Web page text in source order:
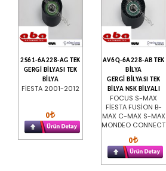
2S61-6A228-AG TEK
GERGİ BİLYASI TEK
BİLYA
FİESTA 2001-2012
0
AV6Q-6A228-AB TEK
BİLYA
GERGİ BİLYASI TEK
BİLYA NSK BİLYALI
FOCUS S-MAX
FİESTA FUSİON B-
MAX C-MAX S-MAX
MONDEO CONNECT
0